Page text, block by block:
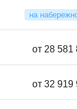
на
от 28 581
от 32 919